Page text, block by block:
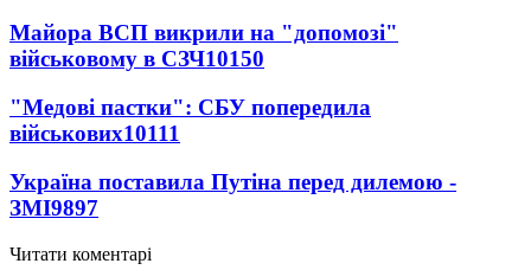
Майора ВСП викрили на "допомозі"
військовому в СЗЧ10150
"Медові пастки": СБУ попередила
військових10111
Україна поставила Путіна перед дилемою -
ЗМІ9897
Читати коментарі